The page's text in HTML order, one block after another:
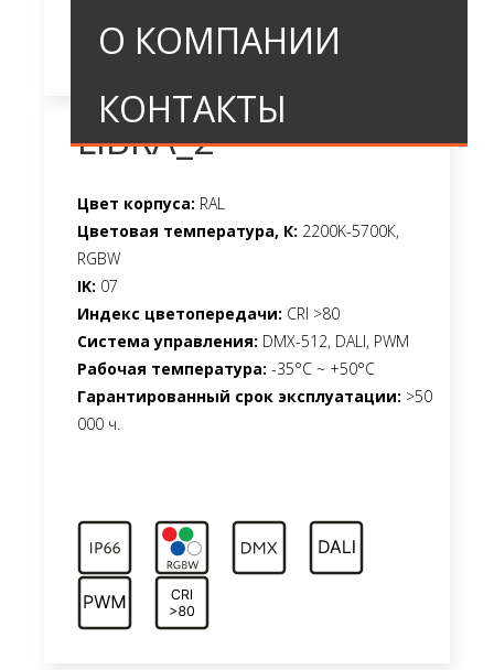
О КОМПАНИИ
КОНТАКТЫ
LIBRA_2
Цвет корпуса: RAL
Цветовая температура, К: 2200K-5700К,
RGBW
IK: 07
Индекс цветопередачи: CRI >80
Система управления: DMX-512, DALI, PWM
Рабочая температура: -35°C ~ +50°C
Гарантированный срок эксплуатации: >50
000 ч.